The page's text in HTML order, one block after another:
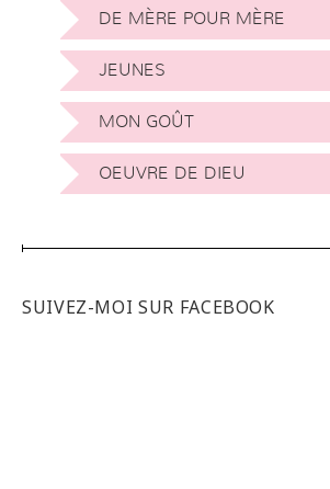
DE MÈRE POUR MÈRE
JEUNES
MON GOÛT
OEUVRE DE DIEU
SUIVEZ-MOI SUR FACEBOOK